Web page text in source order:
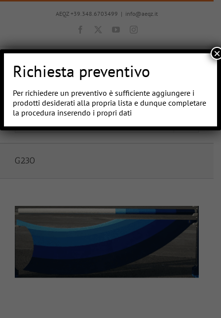
Salta
AEQZ +39.348.6703499 | info@aeqz.it
Facebook YouTubeInstagram
Vai a...
G230
Richiesta preventivo
Per richiedere un preventivo è sufficiente aggiungere i
prodotti desiderati alla propria lista e dunque completare
la procedura inserendo i propri dati
×